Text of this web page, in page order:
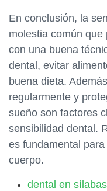
En conclusión, la
molestia común
con una buena
dental, evitar
buena dieta.
regularmente y
sueño son factores
sensibilidad dental.
es fundamental
cuerpo.
dental en sílabas